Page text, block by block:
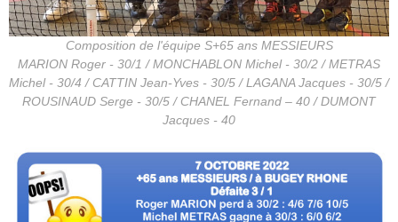
Composition de l'équipe S+65 ans MESSIEURS
MARION Roger - 30/1 / MONCHABLON Michel - 30/2 / METRAS
Michel - 30/4 / CATTIN Jean-Yves - 30/5 / LAGANA Jacques - 30/5 /
ROUSINAUD Serge - 30/5 / CHANEL Fernand – 40 / DUMONT
Jacques - 40